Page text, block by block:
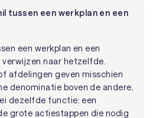
tussen een werkplan en een
een werkplan en een
naar hetzelfde.
afdelingen geven misschien
denominatie boven de andere,
dezelfde functie: een
grote actiestappen die nodig